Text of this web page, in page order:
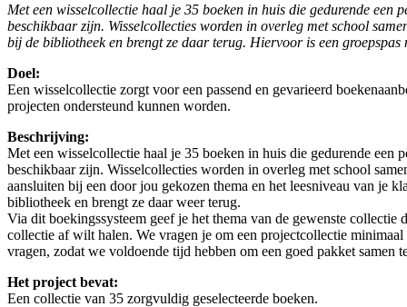
Met een wisselcollectie haal je 35 boeken in huis die gedurende een
beschikbaar zijn. Wisselcollecties worden in overleg met school
bij de bibliotheek en brengt ze daar terug. Hiervoor is een groepspas
Doel:
Een wisselcollectie zorgt voor een passend en gevarieerd
projecten ondersteund kunnen worden.
Beschrijving:
Met een wisselcollectie haal je 35 boeken in huis die gedurende een
beschikbaar zijn. Wisselcollecties worden in overleg met school
aansluiten bij een door jou gekozen thema en het leesniveau van je
bibliotheek en brengt ze daar weer terug.
Via dit boekingssysteem geef je het thema van de gewenste collectie
collectie af wilt halen. We vragen je om een projectcollectie
vragen, zodat we voldoende tijd hebben om een goed pakket samen
Het project bevat:
Een collectie van 35 zorgvuldig geselecteerde boeken.